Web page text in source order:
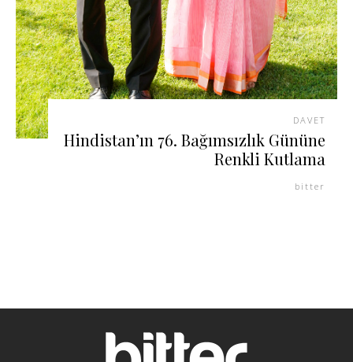
DAVET
Hindistan’ın 76. Bağımsızlık Gününe
Renkli Kutlama
bitter